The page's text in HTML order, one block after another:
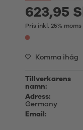
623,95
Pris inkl. 25% moms
Komma ihåg
Tillverkarens
namn:
Adress:
Germany
Email: